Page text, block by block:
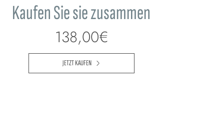
Kaufen Sie sie zusammen
138,00€
JETZT KAUFEN